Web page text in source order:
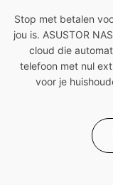
Stop met betalen
jou is. ASUSTOR
cloud die
telefoon met nul
voor je